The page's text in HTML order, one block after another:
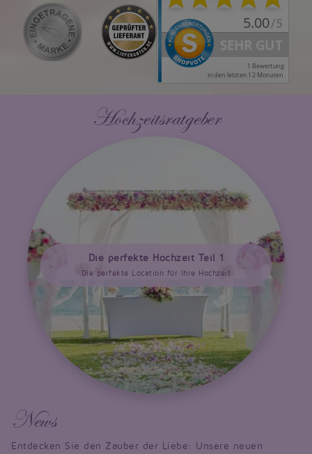
Hochzeitsratgeber
Die perfekte Hochzeit Teil 1
Die perfekte Location für Ihre Hochzeit
News
Entdecken Sie den Zauber der Liebe: Unsere neuen